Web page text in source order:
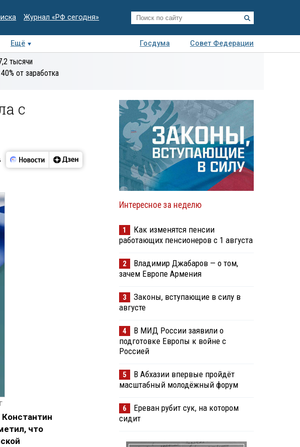
Журнал «РФ сегодня»
Ещё Госдума
Совет Федерации
тысячи
от заработка
с
что
Интересное за неделю
1
Как изменятся пенсии
работающих пенсионеров с 1 августа
2
Владимир Джабаров — о том,
зачем Европе Армения
3
Законы, вступающие в силу в
августе
4
В МИД России заявили о
подготовке Европы к войне с
Россией
5
В Абхазии впервые пройдёт
масштабный молодёжный форум
6
Ереван рубит сук, на котором
сидит